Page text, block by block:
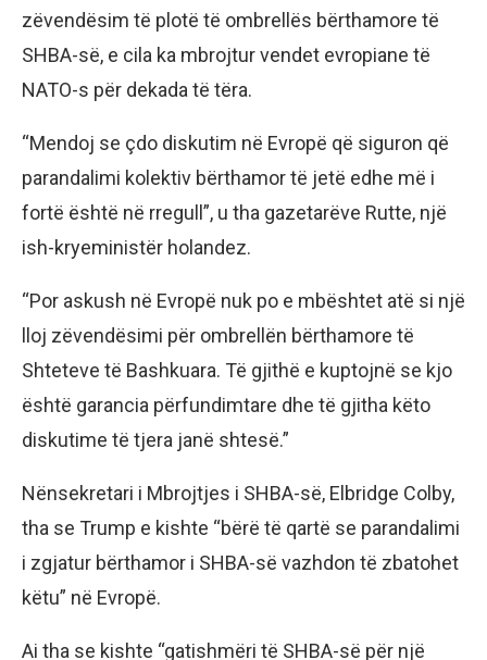
zëvendësim të plotë të ombrellës bërthamore të
SHBA-së, e cila ka mbrojtur vendet evropiane të
NATO-s për dekada të tëra.
“Mendoj se çdo diskutim në Evropë që siguron që
parandalimi kolektiv bërthamor të jetë edhe më i
fortë është në rregull”, u tha gazetarëve Rutte, një
ish-kryeministër holandez.
“Por askush në Evropë nuk po e mbështet atë si një
lloj zëvendësimi për ombrellën bërthamore të
Shteteve të Bashkuara. Të gjithë e kuptojnë se kjo
është garancia përfundimtare dhe të gjitha këto
diskutime të tjera janë shtesë.”
Nënsekretari i Mbrojtjes i SHBA-së, Elbridge Colby,
tha se Trump e kishte “bërë të qartë se parandalimi
i zgjatur bërthamor i SHBA-së vazhdon të zbatohet
këtu” në Evropë.
Ai tha se kishte “gatishmëri të SHBA-së për një